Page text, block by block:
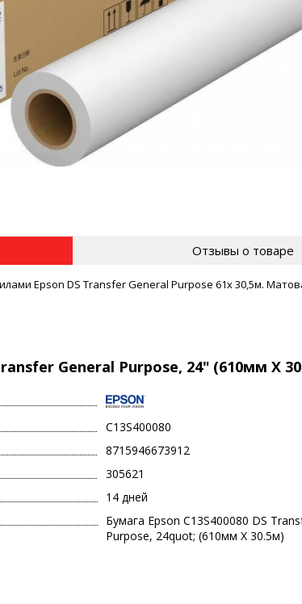
Отзывы о товаре
Epson DS Transfer General Purpose 61x 30,5м.
General Purpose, 24" (610мм X
C13S400080
8715946673912
305621
14 дней
Бумага Epson C13S400080 DS
Purpose, 24quot; (610мм X 30.5м)